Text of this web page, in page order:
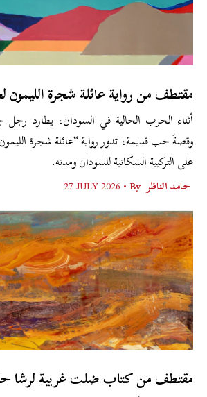
مقتطف من رواية عائلة شجرة الليمون
أثناء الحرب الحالية في السودان، يطارد
وقصةَ حب قديمة، تدور رواية “عائلة شجرة
على التركيبة السكانية للسودان ومدنه.
حامد الناظرBy •
27 JULY 2026
مقتطف من كتاب ضلت غريبة لرشا